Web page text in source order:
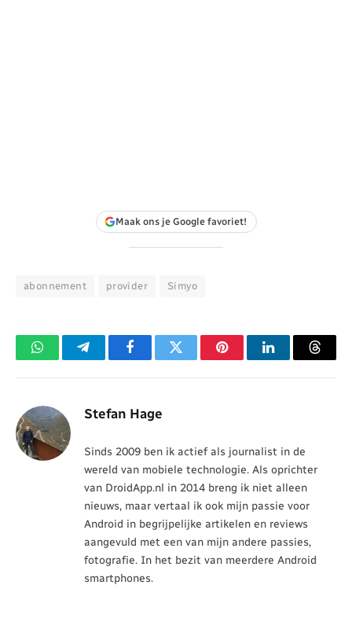
Maak ons je Google favoriet!
abonnement provider Simyo
WhatsAppTelegramFacebookTwitter PinterestLinkedIn
Stefan Hage
Sinds 2009 ben ik actief als journalist in de
wereld van mobiele technologie. Als oprichter
van DroidApp.nl in 2014 breng ik niet alleen
nieuws, maar vertaal ik ook mijn passie voor
Android in begrijpelijke artikelen en reviews
aangevuld met een van mijn andere passies,
fotografie. In het bezit van meerdere Android
smartphones.